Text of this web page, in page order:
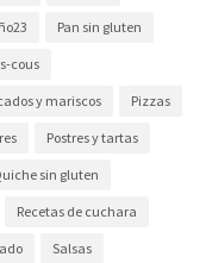
Pan sin gluten
cous
y mariscos Pizzas
Postres y tartas
sin gluten
Recetas de cuchara
Salsas